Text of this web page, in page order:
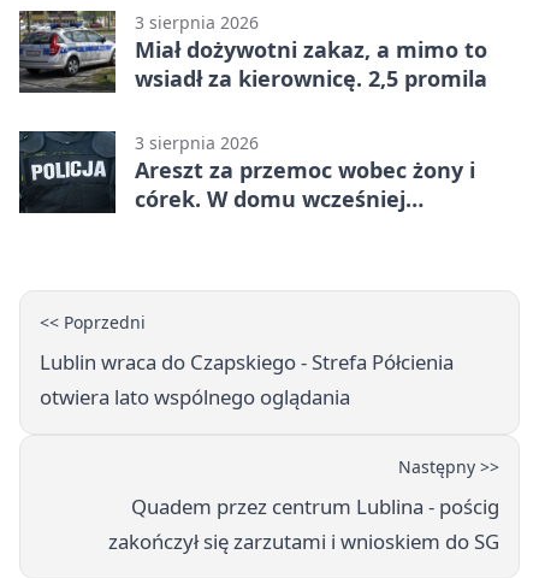
3 sierpnia 2026
Miał dożywotni zakaz, a mimo to
wsiadł za kierownicę. 2,5 promila
3 sierpnia 2026
Areszt za przemoc wobec żony i
córek. W domu wcześniej
<< Poprzedni
Lublin wraca do Czapskiego - Strefa Półcienia
otwiera lato wspólnego oglądania
Następny >>
Quadem przez centrum Lublina - pościg
zakończył się zarzutami i wnioskiem do SG